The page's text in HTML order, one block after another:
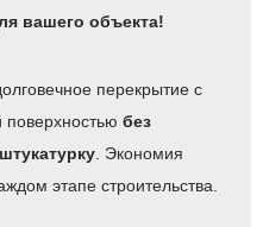
вашего объекта!
перекрытие с
поверхностью без
. Экономия
этапе строительства.